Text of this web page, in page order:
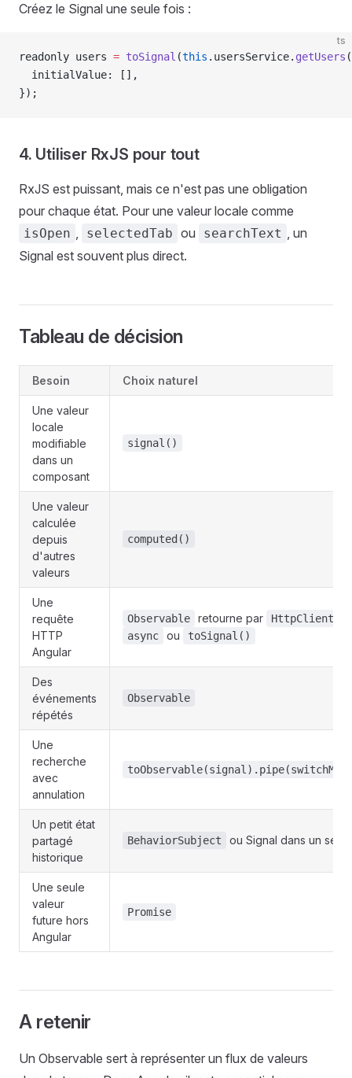
Créez le Signal une seule fois :
ts
readonly users = toSignal (this .usersService. getUsers
  initialValue: [],
});
4. Utiliser RxJS pour tout
RxJS est puissant, mais ce n'est pas une obligation
pour chaque état. Pour une valeur locale comme
isOpen , selectedTab ou searchText , un
Signal est souvent plus direct.
Tableau de décision
Besoin Choix naturel
Une valeur
locale
modifiable
dans un
composant
signal()
Une valeur
calculée
depuis
d'autres
valeurs
computed()
Une
requête
HTTP
Angular
Observable retourne par HttpClient
async ou toSignal()
Des
événements
répétés
Observable
Une
recherche
avec
annulation
Un petit état
partagé
historique
BehaviorSubject ou Signal dans un
Une seule
valeur
future hors
Angular
Promise
A retenir
Un Observable sert à représenter un flux de valeurs